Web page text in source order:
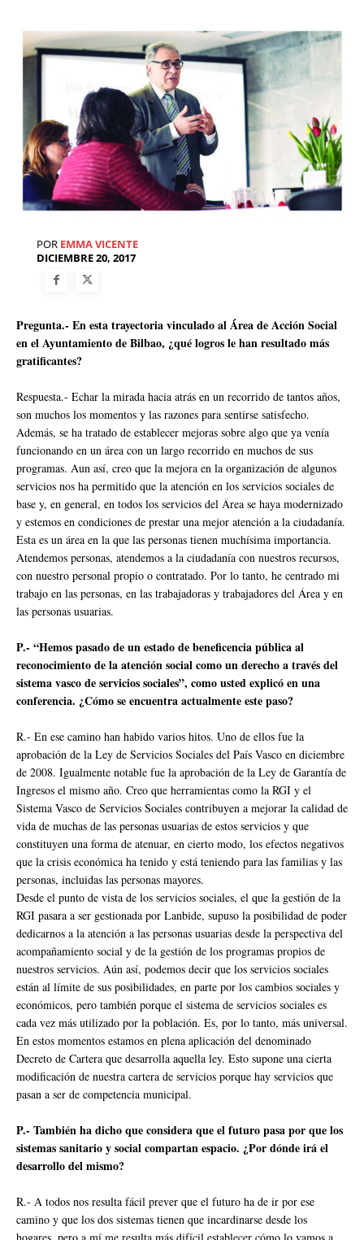
POR EMMA VICENTE
DICIEMBRE 20, 2017
Pregunta.- En esta trayectoria vinculado al Área de Acción Social
en el Ayuntamiento de Bilbao, ¿qué logros le han resultado más
gratificantes?
Respuesta.- Echar la mirada hacia atrás en un recorrido de tantos años,
son muchos los momentos y las razones para sentirse satisfecho.
Además, se ha tratado de establecer mejoras sobre algo que ya venía
funcionando en un área con un largo recorrido en muchos de sus
programas. Aun así, creo que la mejora en la organización de algunos
servicios nos ha permitido que la atención en los servicios sociales de
base y, en general, en todos los servicios del Área se haya modernizado
y estemos en condiciones de prestar una mejor atención a la ciudadanía.
Esta es un área en la que las personas tienen muchísima importancia.
Atendemos personas, atendemos a la ciudadanía con nuestros recursos,
con nuestro personal propio o contratado. Por lo tanto, he centrado mi
trabajo en las personas, en las trabajadoras y trabajadores del Área y en
las personas usuarias.
P.- “Hemos pasado de un estado de beneficencia pública al
reconocimiento de la atención social como un derecho a través del
sistema vasco de servicios sociales”, como usted explicó en una
conferencia. ¿Cómo se encuentra actualmente este paso?
R.- En ese camino han habido varios hitos. Uno de ellos fue la
aprobación de la Ley de Servicios Sociales del País Vasco en diciembre
de 2008. Igualmente notable fue la aprobación de la Ley de Garantía de
Ingresos el mismo año. Creo que herramientas como la RGI y el
Sistema Vasco de Servicios Sociales contribuyen a mejorar la calidad de
vida de muchas de las personas usuarias de estos servicios y que
constituyen una forma de atenuar, en cierto modo, los efectos negativos
que la crisis económica ha tenido y está teniendo para las familias y las
personas, incluidas las personas mayores.
Desde el punto de vista de los servicios sociales, el que la gestión de la
RGI pasara a ser gestionada por Lanbide, supuso la posibilidad de poder
dedicarnos a la atención a las personas usuarias desde la perspectiva del
acompañamiento social y de la gestión de los programas propios de
nuestros servicios. Aún así, podemos decir que los servicios sociales
están al límite de sus posibilidades, en parte por los cambios sociales y
económicos, pero también porque el sistema de servicios sociales es
cada vez más utilizado por la población. Es, por lo tanto, más universal.
En estos momentos estamos en plena aplicación del denominado
Decreto de Cartera que desarrolla aquella ley. Esto supone una cierta
modificación de nuestra cartera de servicios porque hay servicios que
pasan a ser de competencia municipal.
P.- También ha dicho que considera que el futuro pasa por que los
sistemas sanitario y social compartan espacio. ¿Por dónde irá el
desarrollo del mismo?
R.- A todos nos resulta fácil prever que el futuro ha de ir por ese
camino y que los dos sistemas tienen que incardinarse desde los
hogares, pero a mí me resulta más difícil establecer cómo lo vamos a